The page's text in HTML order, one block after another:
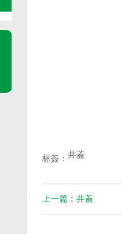
标簽： 井蓋
上一篇：井蓋